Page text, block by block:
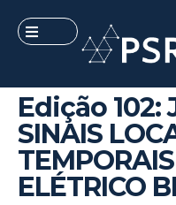
Edição 102:
SINAIS
ELÉTRICO